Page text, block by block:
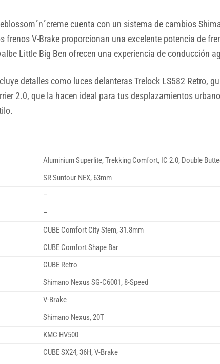
cuenta con un sistema de cambios
V-Brake proporcionan una excelente potencia de
Little Big Ben ofrecen una experiencia de conducción
detalles como luces delanteras Trelock LS582 Retro,
2.0, que la hacen ideal para tus desplazamientos
Aluminium Superlite, Trekking Comfort, IC 2.0, Double
SR Suntour NEX, 63mm
–
–
CUBE Comfort City Stem, 31.8mm
CUBE Comfort Shape Bar
CUBE Retro
Shimano Nexus SG-C6001, 8-Speed
V-Brake
Shimano Nexus, 20T
KMC HV500
CUBE SX24, 36H, V-Brake